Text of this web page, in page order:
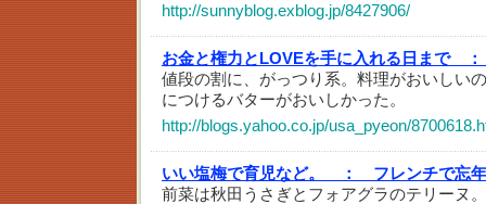
http://sunnyblog.exblog.jp/8427906/
お金と権力とLOVEを手に入れる日まで ：
値段の割に、がっつり系。料理がおいしい
につけるバターがおいしかった。
http://blogs.yahoo.co.jp/usa_pyeon/
いい塩梅で育児など。 ：
フレンチで忘
前菜は秋田うさぎとフォアグラのテリーヌ